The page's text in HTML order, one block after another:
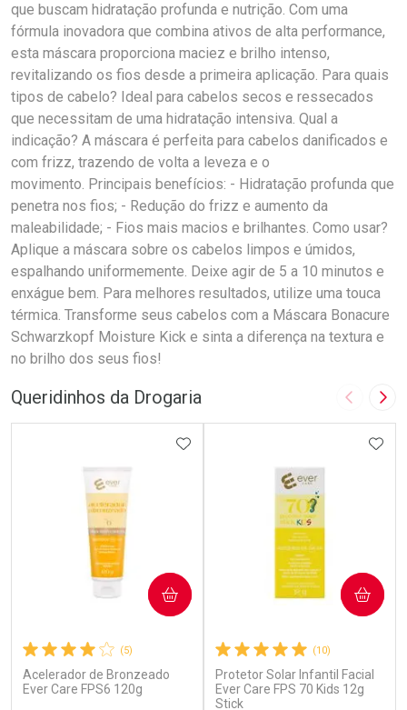
que buscam hidratação profunda e nutrição. Com uma
fórmula inovadora que combina ativos de alta performance,
esta máscara proporciona maciez e brilho intenso,
revitalizando os fios desde a primeira aplicação. Para quais
tipos de cabelo? Ideal para cabelos secos e ressecados
que necessitam de uma hidratação intensiva. Qual a
indicação? A máscara é perfeita para cabelos danificados e
com frizz, trazendo de volta a leveza e o
movimento. Principais benefícios: - Hidratação profunda que
penetra nos fios; - Redução do frizz e aumento da
maleabilidade; - Fios mais macios e brilhantes. Como usar?
Aplique a máscara sobre os cabelos limpos e úmidos,
espalhando uniformemente. Deixe agir de 5 a 10 minutos e
enxágue bem. Para melhores resultados, utilize uma touca
térmica. Transforme seus cabelos com a Máscara Bonacure
Schwarzkopf Moisture Kick e sinta a diferença na textura e
no brilho dos seus fios!
Queridinhos da Drogaria Imagem
(5)
Acelerador de Bronzeado
Ever Care FPS6 120g
ADICIONAR AOS FAVORITOS
COMPRAR
(10)
Protetor Solar Infantil Facial
Ever Care FPS 70 Kids 12g
Stick
COMPRAR